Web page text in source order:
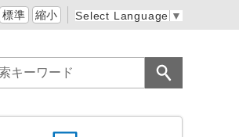
標準 縮小 Select Language ▼